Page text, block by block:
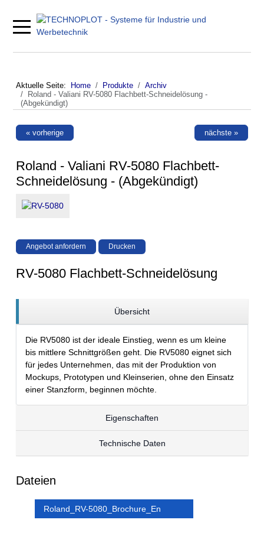
Mobile Menu Toggle
Aktuelle Seite: Home Produkte
Archiv
Roland - Valiani RV-5080 Flachbett-Schneidelösung -
(Abgekündigt)
« vorherige nächste »
Roland - Valiani RV-5080 Flachbett-
Schneidelösung - (Abgekündigt)
Angebot anfordern Drucken
RV-5080 Flachbett-Schneidelösung
Übersicht
Die RV5080 ist der ideale Einstieg, wenn es um kleine
bis mittlere Schnittgrößen geht. Die RV5080 eignet sich
für jedes Unternehmen, das mit der Produktion von
Mockups, Prototypen und Kleinserien, ohne den Einsatz
einer Stanzform, beginnen möchte.
Eigenschaften
Technische Daten
Dateien
Roland_RV-5080_Brochure_En